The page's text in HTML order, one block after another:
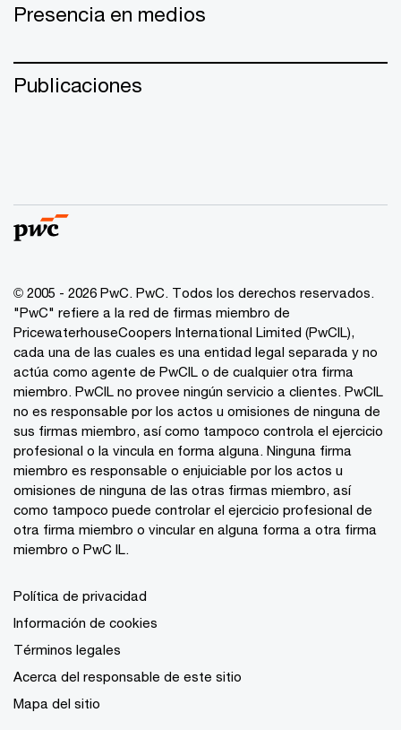
Presencia en medios
Publicaciones
© 2005 - 2026 PwC. PwC. Todos los derechos reservados.
"PwC" refiere a la red de firmas miembro de
PricewaterhouseCoopers International Limited (PwCIL),
cada una de las cuales es una entidad legal separada y no
actúa como agente de PwCIL o de cualquier otra firma
miembro. PwCIL no provee ningún servicio a clientes. PwCIL
no es responsable por los actos u omisiones de ninguna de
sus firmas miembro, así como tampoco controla el ejercicio
profesional o la vincula en forma alguna. Ninguna firma
miembro es responsable o enjuiciable por los actos u
omisiones de ninguna de las otras firmas miembro, así
como tampoco puede controlar el ejercicio profesional de
otra firma miembro o vincular en alguna forma a otra firma
miembro o PwC IL.
Política de privacidad
Información de cookies
Términos legales
Acerca del responsable de este sitio
Mapa del sitio